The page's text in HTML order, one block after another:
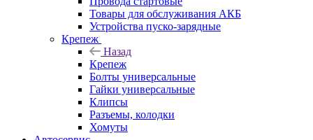
Товары для обслуживания АКБ
Устройства пуско-зарядные
Крепеж
Назад
Крепеж
Болты универсальные
Гайки универсальные
Клипсы
Разъемы, колодки
Хомуты